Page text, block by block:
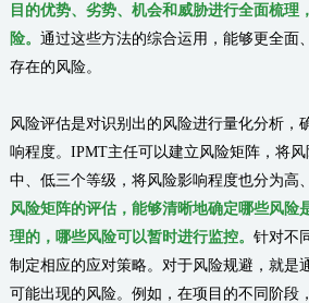
目的优势、劣势、机会和威胁进行全面梳理
险。 通过这些方法的综合运用，能够更全面
存在的风险。
风险评估是对识别出的风险进行量化分析，
响程度。IPMT主任可以建立风险矩阵，将风
中、低三个等级，将风险影响程度也分为高
风险矩阵的评估，能够清晰地确定哪些风险
理的，哪些风险可以暂时进行监控。 针对不
制定相应的应对策略。对于风险规避，就是
可能出现的风险。例如，在项目的不同阶段